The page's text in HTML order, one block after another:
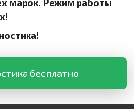
марок. Режим работы
бесплатно!